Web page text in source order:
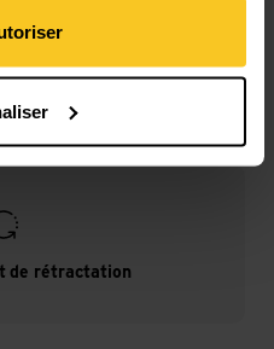
de rétractation